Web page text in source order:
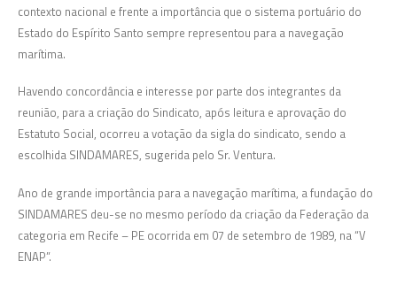
contexto nacional e frente a importância que o sistema portuário do
Estado do Espírito Santo sempre representou para a navegação
marítima.
Havendo concordância e interesse por parte dos integrantes da
reunião, para a criação do Sindicato, após leitura e aprovação do
Estatuto Social, ocorreu a votação da sigla do sindicato, sendo a
escolhida SINDAMARES, sugerida pelo Sr. Ventura.
Ano de grande importância para a navegação marítima, a fundação do
SINDAMARES deu-se no mesmo período da criação da Federação da
categoria em Recife – PE ocorrida em 07 de setembro de 1989, na “V
ENAP”.